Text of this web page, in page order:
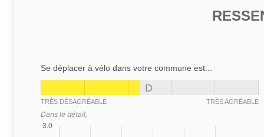
Se déplacer à vélo dans votre commune est...
D
TRÈS DÉSAGRÉABLE TRÈS AGRÉABLE
Dans le détail,